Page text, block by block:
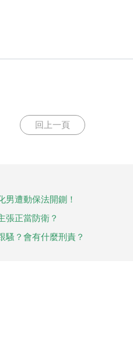
回上一頁
男遭動保法開鍘！
張正當防衛？
騷？會有什麼刑責？